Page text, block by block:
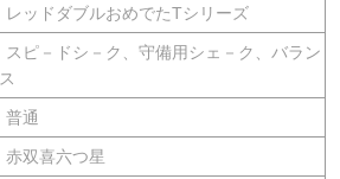
レッドダブルおめでたTシリーズ
スピ－ドシ－ク、守備用シェ－ク、バラン
ス
普通
赤双喜六つ星